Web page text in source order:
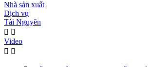
Nhà sản xuất
Dịch vụ
Tài Nguyên
 
Video
 